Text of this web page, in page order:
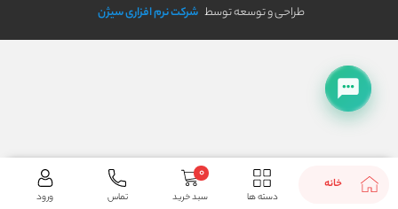
طراحی و توسعه توسط شرکت نرم افزاری سیژن
خانه
دسته ها سبد خرید
0
تماس ورود